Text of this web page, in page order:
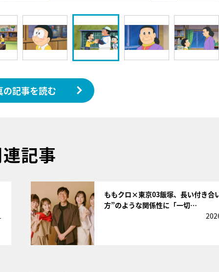
の記事を読む
記事
ももクロ×東京03飯塚、長い付き合
方”のような関係性に「一切…